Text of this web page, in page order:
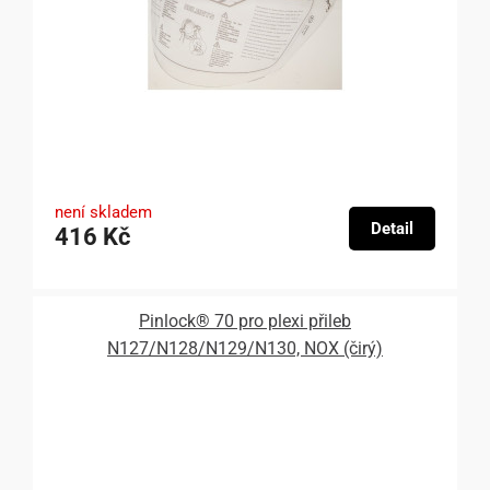
není skladem
416 Kč Detail
Pinlock® 70 pro plexi přileb
N127/N128/N129/N130, NOX (čirý)